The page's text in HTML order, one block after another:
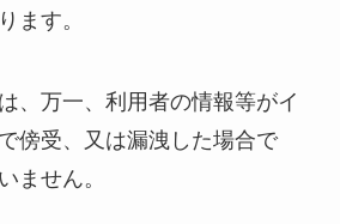
ます。
、万一、利用者の情報等がイ
傍受、又は漏洩した場合で
ません。